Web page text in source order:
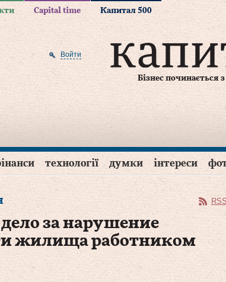
Capital time Капитал 500
Бізнес починається
Войти
технології думки інтереси
RSS
за нарушение
жилища работником